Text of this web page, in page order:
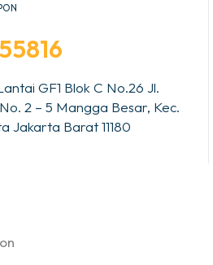
GF1 Blok C No.26 Jl.
2 – 5 Mangga Besar, Kec.
Jakarta Barat 11180